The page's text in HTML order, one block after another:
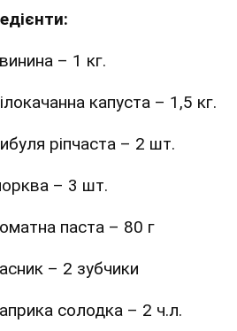
– 1 кг.
капуста – 1,5 кг.
ріпчаста – 2 шт.
– 3 шт.
паста – 80 г
– 2 зубчики
солодка – 2 ч.л.